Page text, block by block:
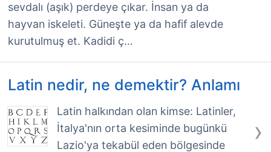
sevdalı (aşık) perdeye çıkar. İnsan ya da
hayvan iskeleti. Güneşte ya da hafif alevde
kurutulmuş et. Kadidi ç…
Latin nedir, ne demektir? Anlamı
›
Latin halkından olan kimse: Latinler,
İtalya'nın orta kesiminde bugünkü
Lazio'ya tekabül eden bölgesinde